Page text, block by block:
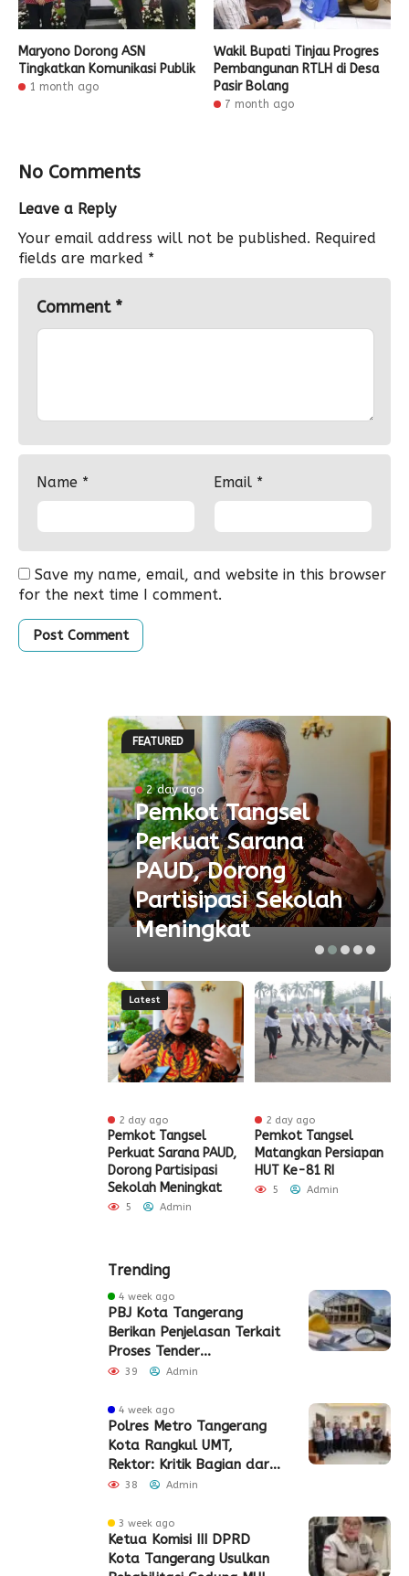
Maryono Dorong ASN
Tingkatkan Komunikasi Publik
1 month ago
Wakil Bupati Tinjau Progres
Pembangunan RTLH di Desa
Pasir Bolang
7 month ago
No Comments
Leave a Reply
Your email address will not be published. Required
fields are marked *
Comment *
Name * Email *
Save my name, email, and website in this browser
for the next time I comment.
FEATURED
2 day ago
Pemkot Tangsel
Perkuat Sarana
PAUD, Dorong
Partisipasi Sekolah
Meningkat
Latest
2 day ago
Pemkot Tangsel
Perkuat Sarana PAUD,
Dorong Partisipasi
Sekolah Meningkat
5 Admin
2 day ago
Pemkot Tangsel
Matangkan Persiapan
HUT Ke-81 RI
5 Admin
Trending
4 week ago
PBJ Kota Tangerang
Berikan Penjelasan Terkait
Proses Tender
Pembangunan Eks Pabrik
39 Admin
4 week ago
Polres Metro Tangerang
Kota Rangkul UMT,
Rektor: Kritik Bagian dari
Demokrasi
38 Admin
3 week ago
Ketua Komisi III DPRD
Kota Tangerang Usulkan